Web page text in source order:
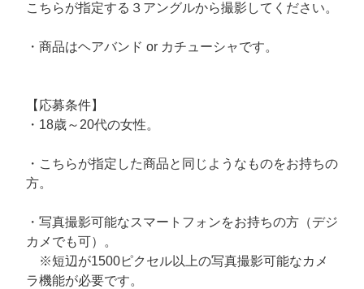
こちらが指定する３アングルから撮影してください。
・商品はヘアバンド or カチューシャです。
【応募条件】
・18歳～20代の女性。
・こちらが指定した商品と同じようなものをお持ちの
方。
・写真撮影可能なスマートフォンをお持ちの方（デジ
カメでも可）。
※短辺が1500ピクセル以上の写真撮影可能なカメ
ラ機能が必要です。